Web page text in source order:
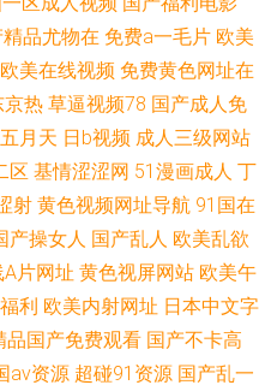
三级在线网址 变态另类成人 欧美
妖资源网站 1024国产 成人A大片
品尤物在 免费a一毛片 欧美
欧美在线视频 免费黄色网址在
京热 草逼视频78 国产成人免
月天 日b视频 成人三级网站
区 基情涩涩网 51漫画成人 丁
射 黄色视频网址导航 91国在
产操女人 国产乱人 欧美乱欲
片网址 黄色视屏网站 欧美午
利 欧美内射网址 日本中文字
品国产免费观看 国产不卡高
av资源 超碰91资源 国产乱一